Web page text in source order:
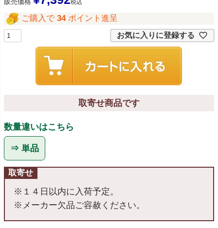
税込
ご購入で 34 ポイント進呈
お気に入りに登録する
取寄せ商品です
数量違いはこちら
⇒ 単品
取寄せ
※１４日以内に入荷予定。
※メーカー欠品ご容赦ください。